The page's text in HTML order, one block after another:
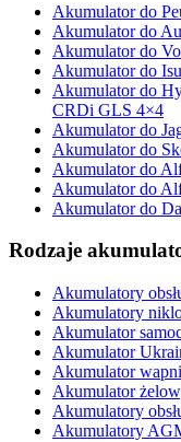
Akumulator do
Akumulator do
Akumulator do
Akumulator do
Akumulator do
CRDi GLS 4×4
Akumulator do
Akumulator do
Akumulator do
Akumulator do
Akumulator do
Rodzaje
Akumulatory
Akumulatory
Akumulator
Akumulator
Akumulator
Akumulator
Akumulatory
Akumulatory